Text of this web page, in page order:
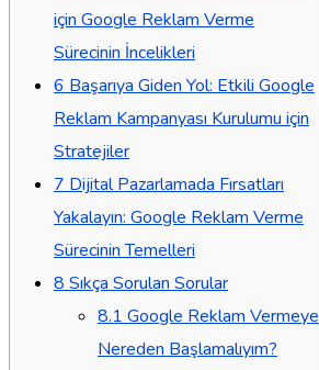
için Google Reklam Verme
Sürecinin İncelikleri
6 Başarıya Giden Yol: Etkili Google
Reklam Kampanyası Kurulumu için
Stratejiler
7 Dijital Pazarlamada Fırsatları
Yakalayın: Google Reklam Verme
Sürecinin Temelleri
8 Sıkça Sorulan Sorular
8.1 Google Reklam Vermeye
Nereden Başlamalıyım?